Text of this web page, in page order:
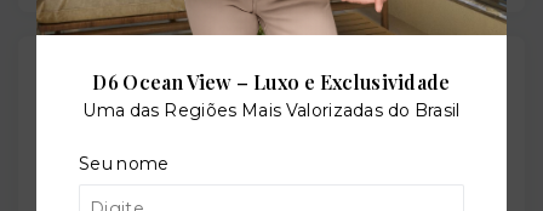
Localização
Avenida dos Coqueiros, 1 - Canto Grande -
Bombinhas/SC
D6 Ocean View – Luxo e Exclusividade
Uma das Regiões Mais Valorizadas do Brasil
Seu nome